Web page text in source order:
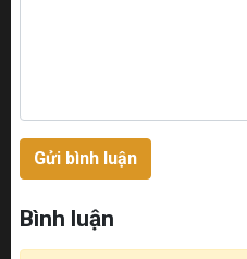
Gửi bình luận
Bình luận